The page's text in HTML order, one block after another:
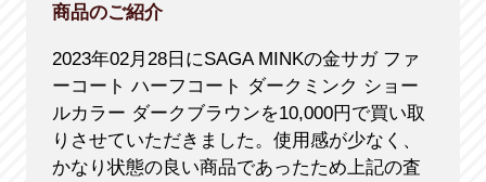
商品のご紹介
2023年02月28日にSAGA MINKの金サガ ファ
ーコート ハーフコート ダークミンク ショー
ルカラー ダークブラウンを10,000円で買い取
りさせていただきました。使用感が少なく、
かなり状態の良い商品であったため上記の査